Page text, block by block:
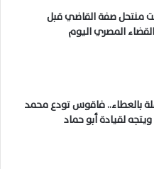
منتحل صفة القاضي قبل
المصري اليوم
بالعطاء.. فاقوس تودع محمد
ويتجه لقيادة أبو حماد